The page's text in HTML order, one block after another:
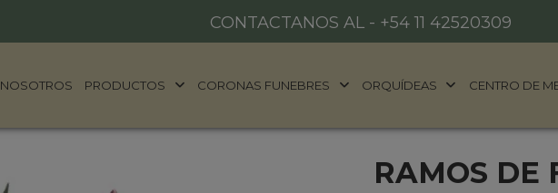
CONTACTANOS AL - +54 11 42520309
NOSOTROS PRODUCTOS CORONAS FUNEBRES ORQUÍDEAS CENTRO DE
RAMOS DE